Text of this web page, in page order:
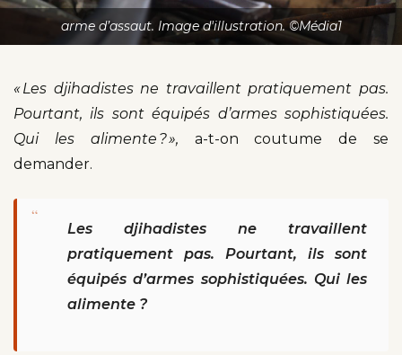
arme d’assaut. Image d'illustration. ©Média1
« Les djihadistes ne travaillent pratiquement pas.
Pourtant, ils sont équipés d’armes sophistiquées.
Qui les alimente ? », a-t-on coutume de se
demander.
“
Les djihadistes ne travaillent
pratiquement pas. Pourtant, ils sont
équipés d’armes sophistiquées. Qui les
alimente ?